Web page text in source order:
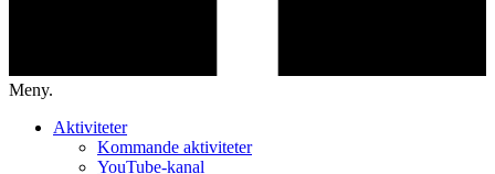
Meny.
Aktiviteter
Kommande aktiviteter
YouTube-kanal